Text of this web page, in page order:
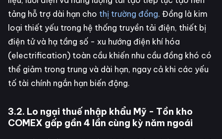
tảng hỗ trợ dài hạn cho thị trường đồng. Đồng là kim
loại thiết yếu trong hệ thống truyền tải điện, thiết bị
điện tử và hạ tầng số - xu hướng điện khí hóa
(electrification) toàn cầu khiến nhu cầu đồng khó có
thể giảm trong trung và dài hạn, ngay cả khi các yếu
tố tài chính ngắn hạn biến động.
3.2. Lo ngại thuế nhập khẩu Mỹ - Tồn kho
COMEX gấp gần 4 lần cùng kỳ năm ngoái